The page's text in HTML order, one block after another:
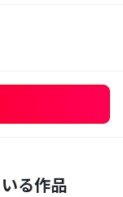
る作品